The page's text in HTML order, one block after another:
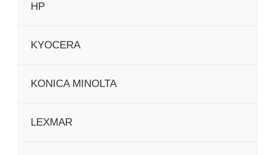
HP
KYOCERA
KONICA MINOLTA
LEXMAR